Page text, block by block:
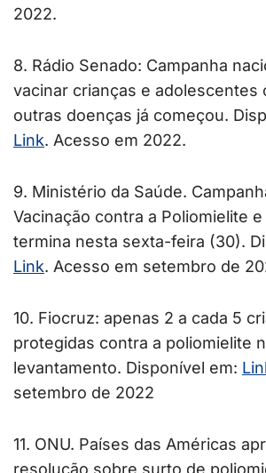
2022.
8. Rádio Senado: Campanha
vacinar crianças e adolescentes
outras doenças já começou.
Link. Acesso em 2022.
9. Ministério da Saúde.
Vacinação contra a Poliomielite
termina nesta sexta-feira (30).
Link. Acesso em setembro de
10. Fiocruz: apenas 2 a cada 5
protegidas contra a poliomielite
levantamento. Disponível em:
setembro de 2022
11. ONU. Países das Américas